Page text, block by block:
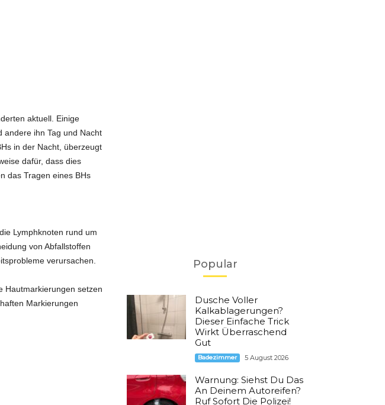
aktuell. Einige
andere ihn Tag und Nacht
in der Nacht, überzeugt
dafür, dass dies
das Tragen eines BHs
Lymphknoten rund um
von Abfallstoffen
verursachen.
Hautmarkierungen setzen
Markierungen
Popular
Dusche Voller
Kalkablagerungen?
Dieser Einfache Trick
Wirkt Überraschend
Gut
Badezimmer 5 August 2026
Warnung: Siehst Du Das
An Deinem Autoreifen?
Ruf Sofort Die Polizei!